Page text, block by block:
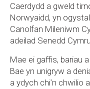
Caerdydd a gweld
Norwyaidd, yn
Canolfan Mileniwm
adeilad Senedd
Mae ei gaffis, bariau
Bae yn unigryw a
a ydych chi’n chwilio